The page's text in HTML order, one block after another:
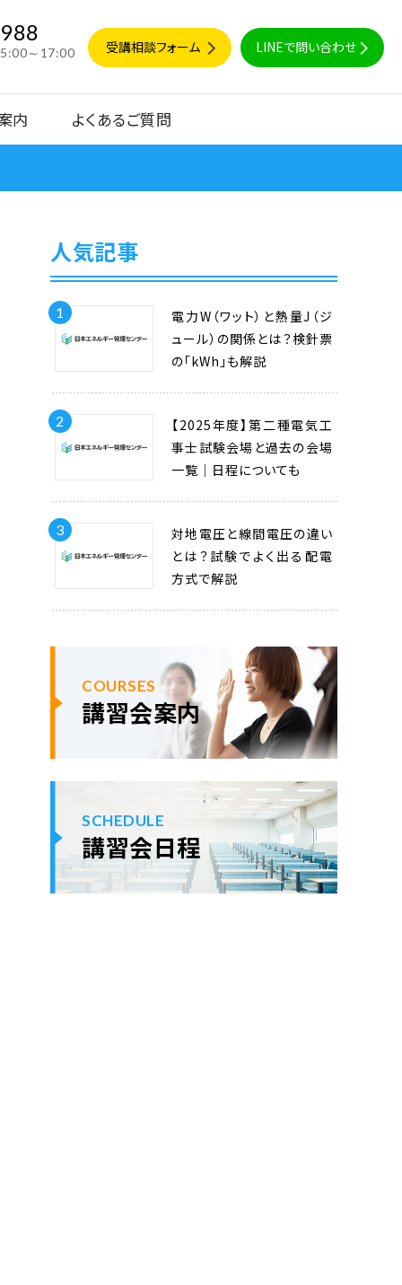
～17:00 受講相談フォーム LINEで問い合わせ
内 よくあるご質問
人気記事
1
電力W（ワット）と熱量J（ジ
ュール）の関係とは？検針票
の「kWh」も解説
2
【2025年度】第二種電気工
事士試験会場と過去の会場
一覧｜日程についても
3
対地電圧と線間電圧の違い
とは？試験でよく出る配電
方式で解説
COURSES
講習会案内
SCHEDULE
講習会日程